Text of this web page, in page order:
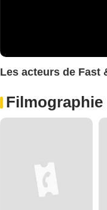
Les acteurs de Fast
Filmographie